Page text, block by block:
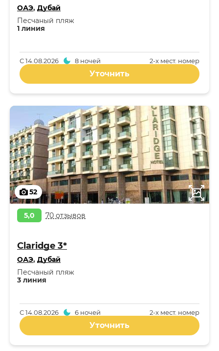
ОАЭ, Дубай
1 линия
Песчаный пляж
2-x мест. номер
С14.08.2026 8 ночей
Уточнить
52
5,0 70 отзывов
Claridge 3*
ОАЭ, Дубай
3 линия
Песчаный пляж
2-x мест. номер
С14.08.2026 6 ночей
Уточнить